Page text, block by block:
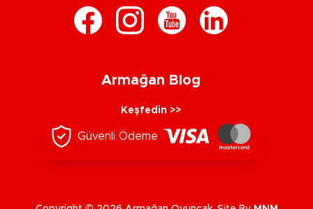
Armağan Blog
Keşfedin >>
Güvenli Ödeme